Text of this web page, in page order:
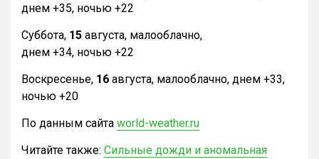
днем +35, ночью +22
Суббота, 15 августа, малооблачно,
днем +34, ночью +22
Воскресенье, 16 августа, малооблачно, днем +33,
ночью +20
По данным сайта world-weather.ru
Читайте также: Сильные дожди и аномальная